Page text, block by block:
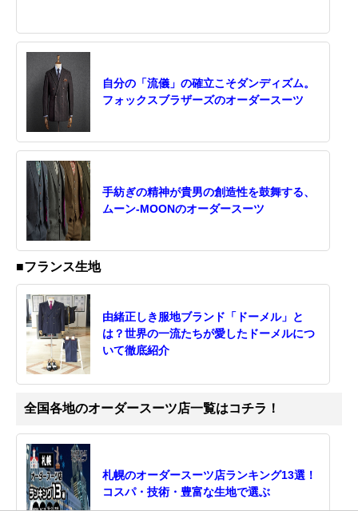
自分の「流儀」の確立こそダンディズム。
フォックスブラザーズのオーダースーツ
手紡ぎの精神が貴男の創造性を鼓舞する、
ムーン-MOONのオーダースーツ
■フランス生地
由緒正しき服地ブランド「ドーメル」と
は？世界の一流たちが愛したドーメルにつ
いて徹底紹介
全国各地のオーダースーツ店一覧はコチラ！
札幌のオーダースーツ店ランキング13選！
コスパ・技術・豊富な生地で選ぶ